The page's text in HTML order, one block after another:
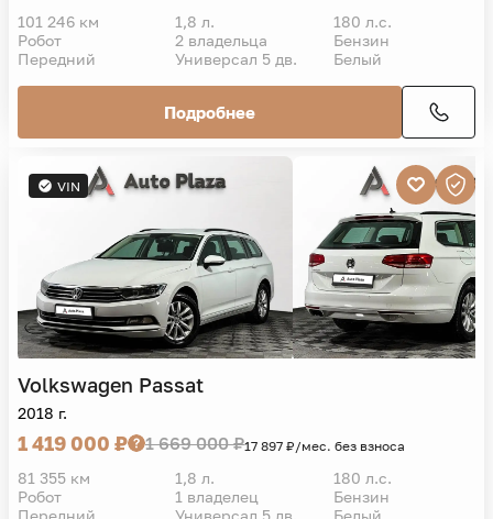
101 246 км 1,8 л.
180 л.с.
Робот
2 владельца
Бензин
Передний
Универсал 5 дв. Белый
Подробнее
VIN
Volkswagen Passat
2018 г.
1 419 000 ₽ 1 669 000 ₽17 897 ₽/мес. без взноса
81 355 км 1,8 л.
180 л.с.
Робот
1 владелец
Бензин
Передний
Универсал 5 дв. Белый